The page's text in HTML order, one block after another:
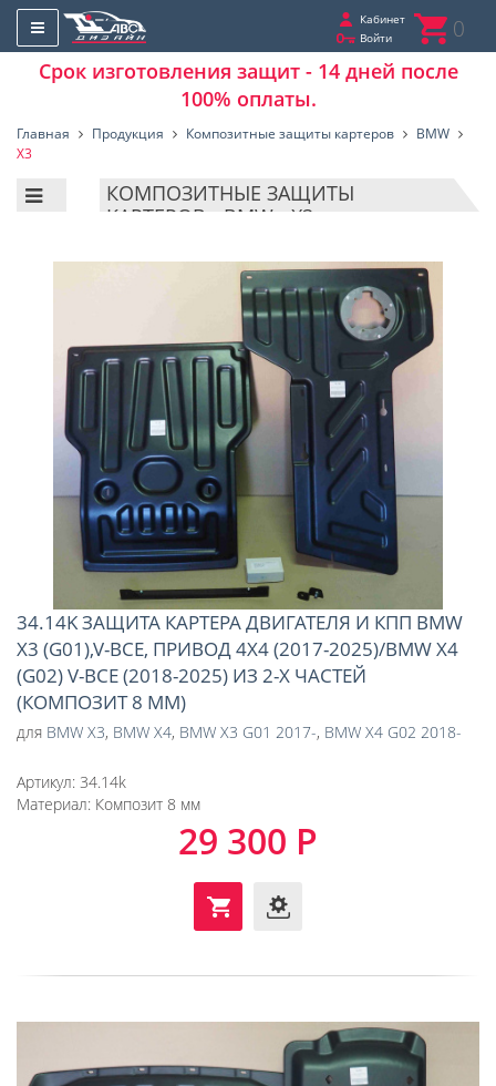
Кабинет
Войти
0
Срок изготовления защит - 14 дней после
100% оплаты.
Главная Продукция Композитные защиты картеров
BMW
X3
КОМПОЗИТНЫЕ ЗАЩИТЫ
КАРТЕРОВ - BMW - X3
34.14K ЗАЩИТА КАРТЕРА ДВИГАТЕЛЯ И КПП BMW
X3 (G01),V-ВСЕ, ПРИВОД 4Х4 (2017-2025)/BMW X4
(G02) V-ВСЕ (2018-2025) ИЗ 2-Х ЧАСТЕЙ
(КОМПОЗИТ 8 ММ)
для BMW X3, BMW X4, BMW X3 G01 2017-, BMW X4 G02 2018-
Артикул: 34.14k
Материал: Композит 8 мм
29 300 Р